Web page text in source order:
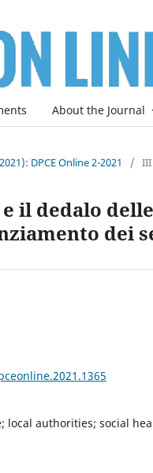
About the Journal
DPCE Online 2-2021 / III
il dedalo
dei
local authorities; social